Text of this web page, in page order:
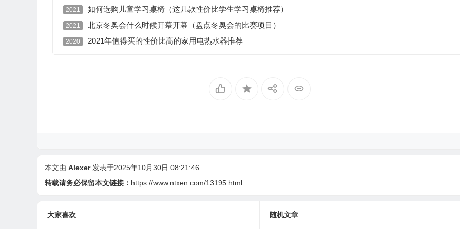
2021 如何选购儿童学习桌椅（这几款性价比学生学习桌椅推荐）
2021 北京冬奥会什么时候开幕开幕（盘点冬奥会的比赛项目）
2020 2021年值得买的性价比高的家用电热水器推荐
本文由 Alexer 发表于2025年10月30日 08:21:46
转载请务必保留本文链接： https://www.ntxen.com/13195.html
大家喜欢 随机文章